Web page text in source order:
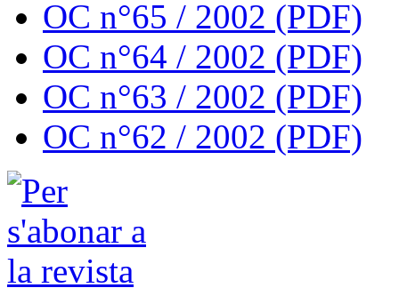
OC n°65 / 2002 (PDF)
OC n°64 / 2002 (PDF)
OC n°63 / 2002 (PDF)
OC n°62 / 2002 (PDF)